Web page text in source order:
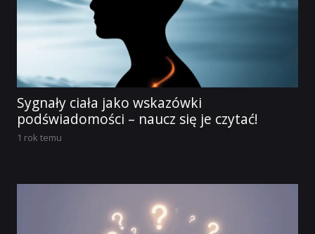
Sygnały ciała jako wskazówki
podświadomości – naucz się je czytać!
1 rok temu